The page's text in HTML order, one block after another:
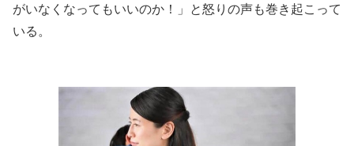
がいなくなってもいいのか！」と怒りの声も巻き起こって
いる。